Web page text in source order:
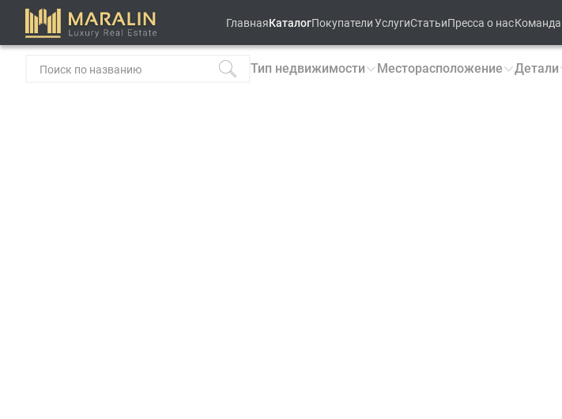
ГлавнаяКаталогПокупателиУслугиСтатьиПресса о насКоманда
Тип недвижимости Месторасположение Детали